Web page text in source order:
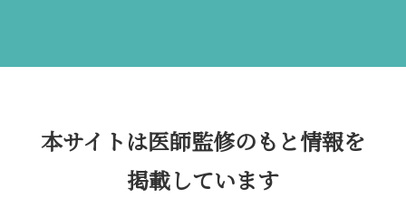
本サイトは医師監修のもと情報を
掲載しています